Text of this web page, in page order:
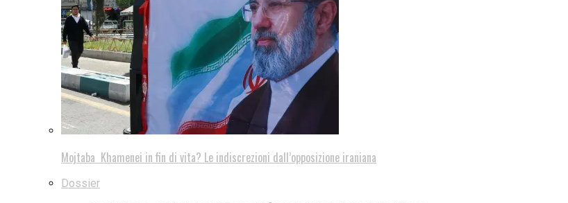
Mojtaba Khamenei in fin di vita? Le indiscrezioni dall’opposizione iraniana
Dossier